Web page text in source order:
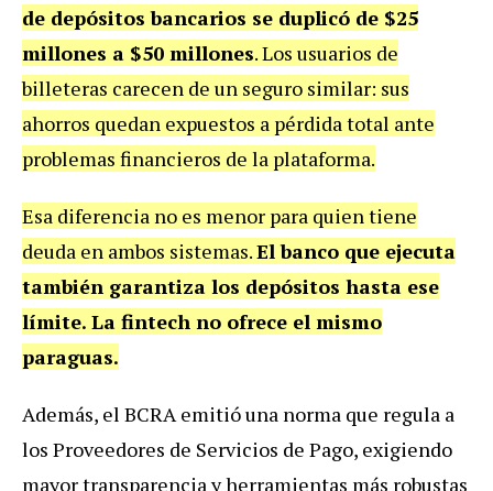
de depósitos bancarios se duplicó de $25
millones a $50 millones. Los usuarios de
billeteras carecen de un seguro similar: sus
ahorros quedan expuestos a pérdida total ante
problemas financieros de la plataforma.
Esa diferencia no es menor para quien tiene
deuda en ambos sistemas.El banco que ejecuta
también garantiza los depósitos hasta ese
límite. La fintech no ofrece el mismo
paraguas.
Además, el BCRA emitió una norma que regula a
los Proveedores de Servicios de Pago, exigiendo
mayor transparencia y herramientas más robustas